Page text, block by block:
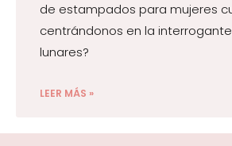
de estampados para mujeres
centrándonos en la
lunares?
LEER MÁS »